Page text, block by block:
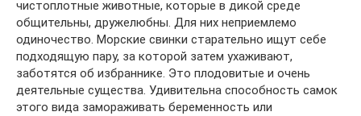
чистоплотные животные, которые в дикой среде
общительны, дружелюбны. Для них неприемлемо
одиночество. Морские свинки старательно ищут себе
подходящую пару, за которой затем ухаживают,
заботятся об избраннике. Это плодовитые и очень
деятельные существа. Удивительна способность самок
этого вида замораживать беременность или